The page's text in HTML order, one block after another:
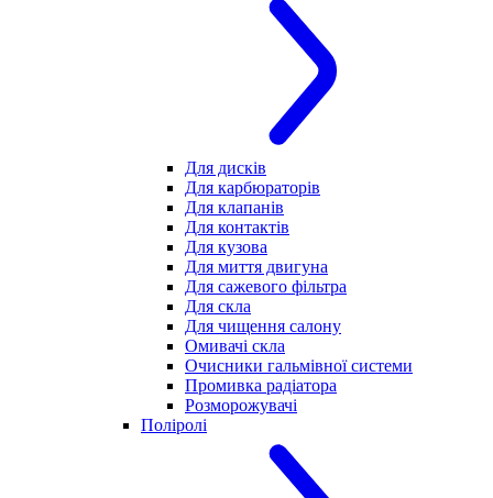
Для дисків
Для карбюраторів
Для клапанів
Для контактів
Для кузова
Для миття двигуна
Для сажевого фільтра
Для скла
Для чищення салону
Омивачі скла
Очисники гальмівної системи
Промивка радіатора
Розморожувачі
Поліролі